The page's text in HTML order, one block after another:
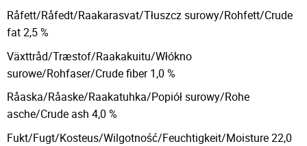
Råfett/Råfedt/Raakarasvat/Tłuszcz surowy/Rohfett/Crude
fat 2,5 %
Växttråd/Træstof/Raakakuitu/Włókno
surowe/Rohfaser/Crude fiber 1,0 %
Råaska/Råaske/Raakatuhka/Popiół surowy/Rohe
asche/Crude ash 4,0 %
Fukt/Fugt/Kosteus/Wilgotność/Feuchtigkeit/Moisture 22,0